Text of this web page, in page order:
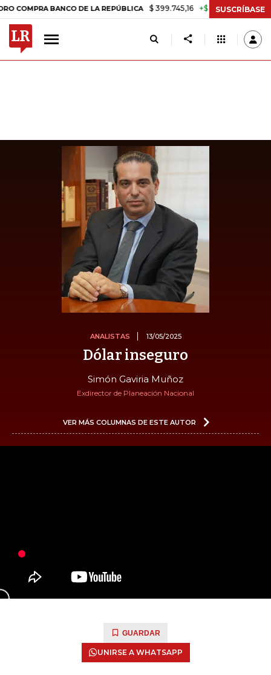
BANCO DE LA REPÚBLICA $ 399.745,16 +$ 2.295,71 +0,58%
SUSCRÍBASE
ANALISTAS 13/05/2025
Dólar inseguro
Simón Gaviria Muñoz
Exdirector de Planeación Nacional
VER MÁS COLUMNAS DE ESTE AUTOR
GUARDAR
UNIRSE A WHATSAPP